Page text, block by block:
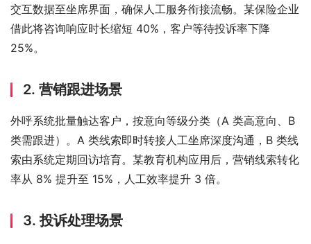
交互数据至坐席界面，确保人工服务衔接流畅。某保险企业
借此将咨询响应时长缩短 40%，客户等待投诉率下降
25%。
2. 营销跟进场景
外呼系统批量触达客户，按意向等级分类（A 类高意向、B
类需跟进）。A 类线索即时转接人工坐席深度沟通，B 类线
索由系统定期回访培育。某教育机构应用后，营销线索转化
率从 8% 提升至 15%，人工效率提升 3 倍。
3. 投诉处理场景